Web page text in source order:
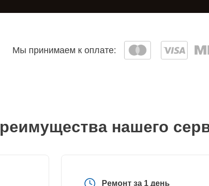
Мы принимаем к оплате:
нашего
Ремонт за 1 день